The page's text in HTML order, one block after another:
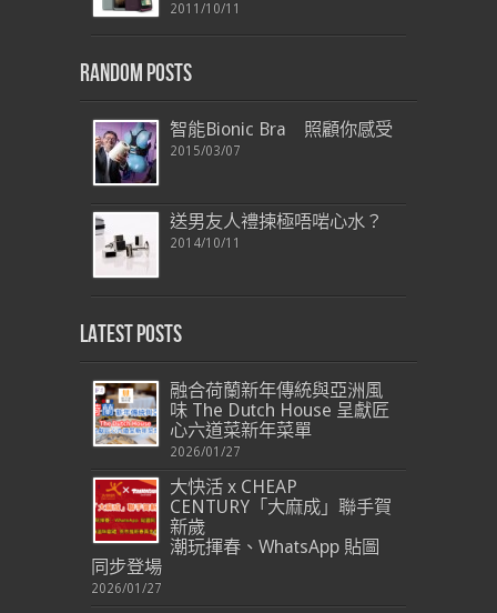
2011/10/11
Random Posts
智能Bionic Bra 照顧你感受
2015/03/07
送男友人禮揀極唔啱心水？
2014/10/11
Latest Posts
融合荷蘭新年傳統與亞洲風
味 The Dutch House 呈獻匠
心六道菜新年菜單
2026/01/27
大快活 x CHEAP
CENTURY「大麻成」聯手賀
新歲
潮玩揮春、WhatsApp 貼圖
同步登場
2026/01/27